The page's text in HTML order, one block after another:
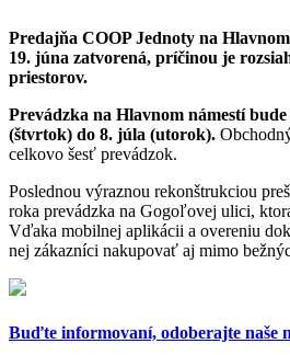
Predajňa COOP Jednoty na
19. júna zatvorená, príčinou je
priestorov.
Prevádzka na Hlavnom námestí
(štvrtok) do 8. júla (utorok).
celkovo šesť prevádzok.
Poslednou výraznou rekonštrukciou
roka prevádzka na Gogoľovej ulici,
Vďaka mobilnej aplikácii a overeniu
nej zákazníci nakupovať aj mimo
Buďte informovaní, odoberajte naše